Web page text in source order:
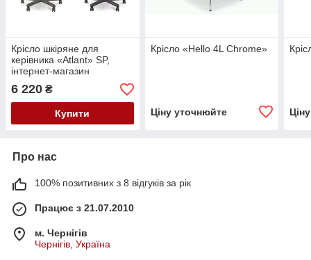
Крісло шкіряне для
керівника «Atlant» SP,
інтернет-магазин
6 220 ₴
Купити
Крісло «Hello 4L Chrome»
Ціну уточнюйте
Про нас
100% позитивних з 8 відгуків за рік
Працює з 21.07.2010
м. Чернігів
Чернігів, Україна